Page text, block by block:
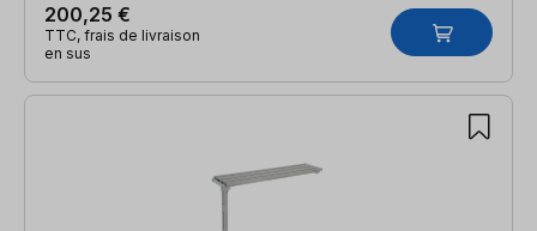
200,25 €
TTC, frais de livraison
en sus